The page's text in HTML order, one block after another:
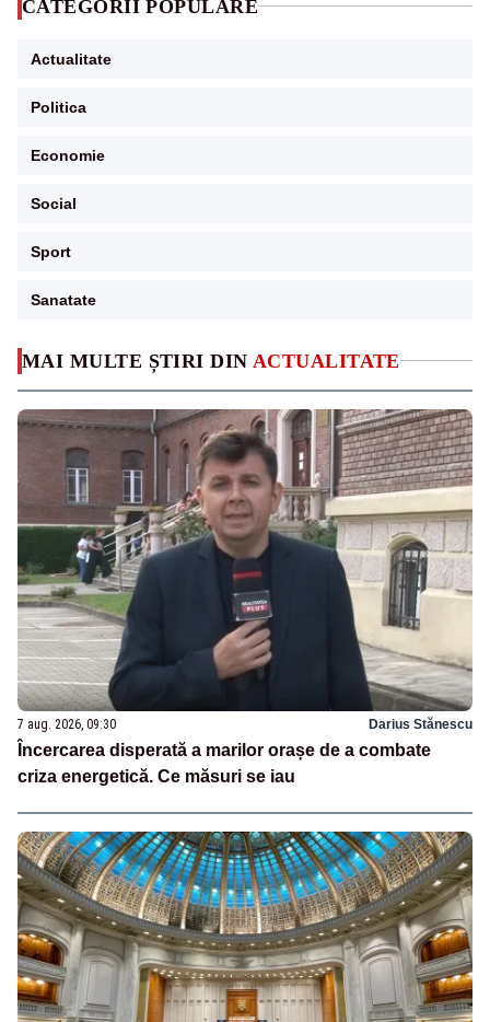
MAI MULTE ȘTIRI DIN ACTUALITATE
7 aug. 2026, 09:30 Darius Stănescu
Încercarea disperată a marilor orașe de a combate
criza energetică. Ce măsuri se iau
CATEGORII POPULARE
Actualitate
Politica
Economie
Social
Sport
Sanatate